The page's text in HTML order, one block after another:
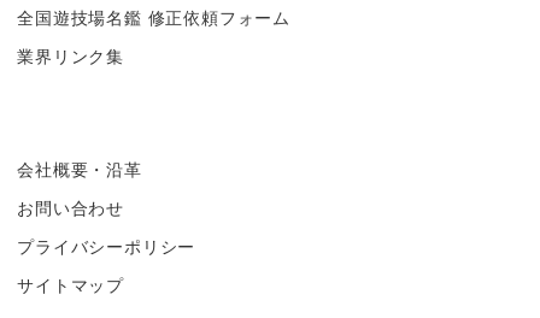
全国遊技場名鑑 修正依頼フォーム
業界リンク集
会社概要・沿革
お問い合わせ
プライバシーポリシー
サイトマップ